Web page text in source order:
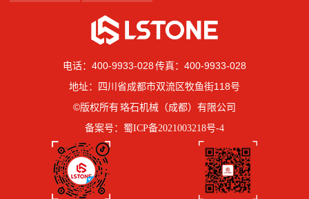
电话：400-9933-028 传真：400-9933-028
地址：四川省成都市双流区牧鱼街118号
©版权所有 珞石机械（成都）有限公司
备案号： 蜀ICP备2021003218号-4